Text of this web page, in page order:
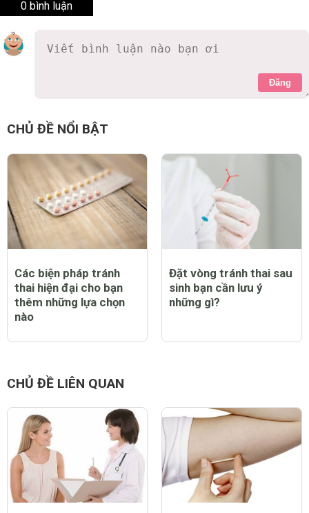
0 bình luận
Đăng
CHỦ ĐỀ NỔI BẬT
Các biện pháp tránh
thai hiện đại cho bạn
thêm những lựa chọn
nào
Đặt vòng tránh thai sau
sinh bạn cần lưu ý
những gì?
CHỦ ĐỀ LIÊN QUAN